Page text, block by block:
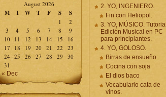
August 2026
M T W T F S S
1
2
3
4 5 6 7 8
9
10 11 12 13 14 15
16
17
18 19 20 21 22
23
24 25 26 27 28 29
30
31
« Dec
2. YO, INGENIERO.
Fin con Heliopol.
3. YO, MÚSICO. Tutorial
Edición Musical en PC
para principiantes.
4. YO, GOLOSO.
Birras de ensueño
Cocina con soja
El dios baco
Vocabulario cata de
vinos.